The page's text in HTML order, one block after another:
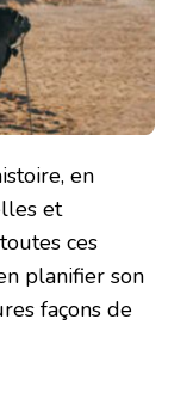
en
et
ces
planifier son
façons de